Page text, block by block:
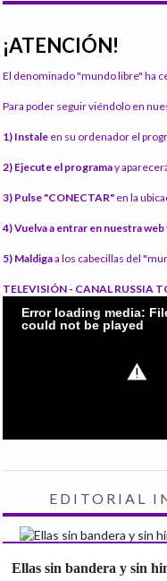
¡ATENCIÓN!
El denominado "mundo libre" ha
Para poder seguir viéndolo en
1) Instale en su ordenador el
2) Ejecute el programay
3) Pulse "CONECTAR" en la
4) Vuelva a entrar en nuestra web
5) Maldigaa los cabecillas del
TELEVISIÓN - CANAL RUSSIA
EDITORIAL
Ellas sin bandera y sin